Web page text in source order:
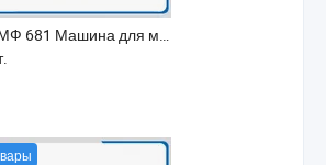
ЛК-УЛАБ-МФ 681 Машина для маркировки боковых этикеток в реальном времени